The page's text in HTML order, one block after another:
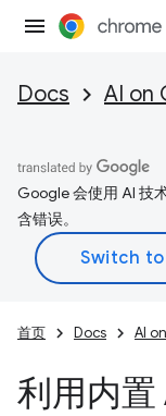
Docs AI on
Google 会使用 AI 技
含错误。
首页 Docs AI
利用内置